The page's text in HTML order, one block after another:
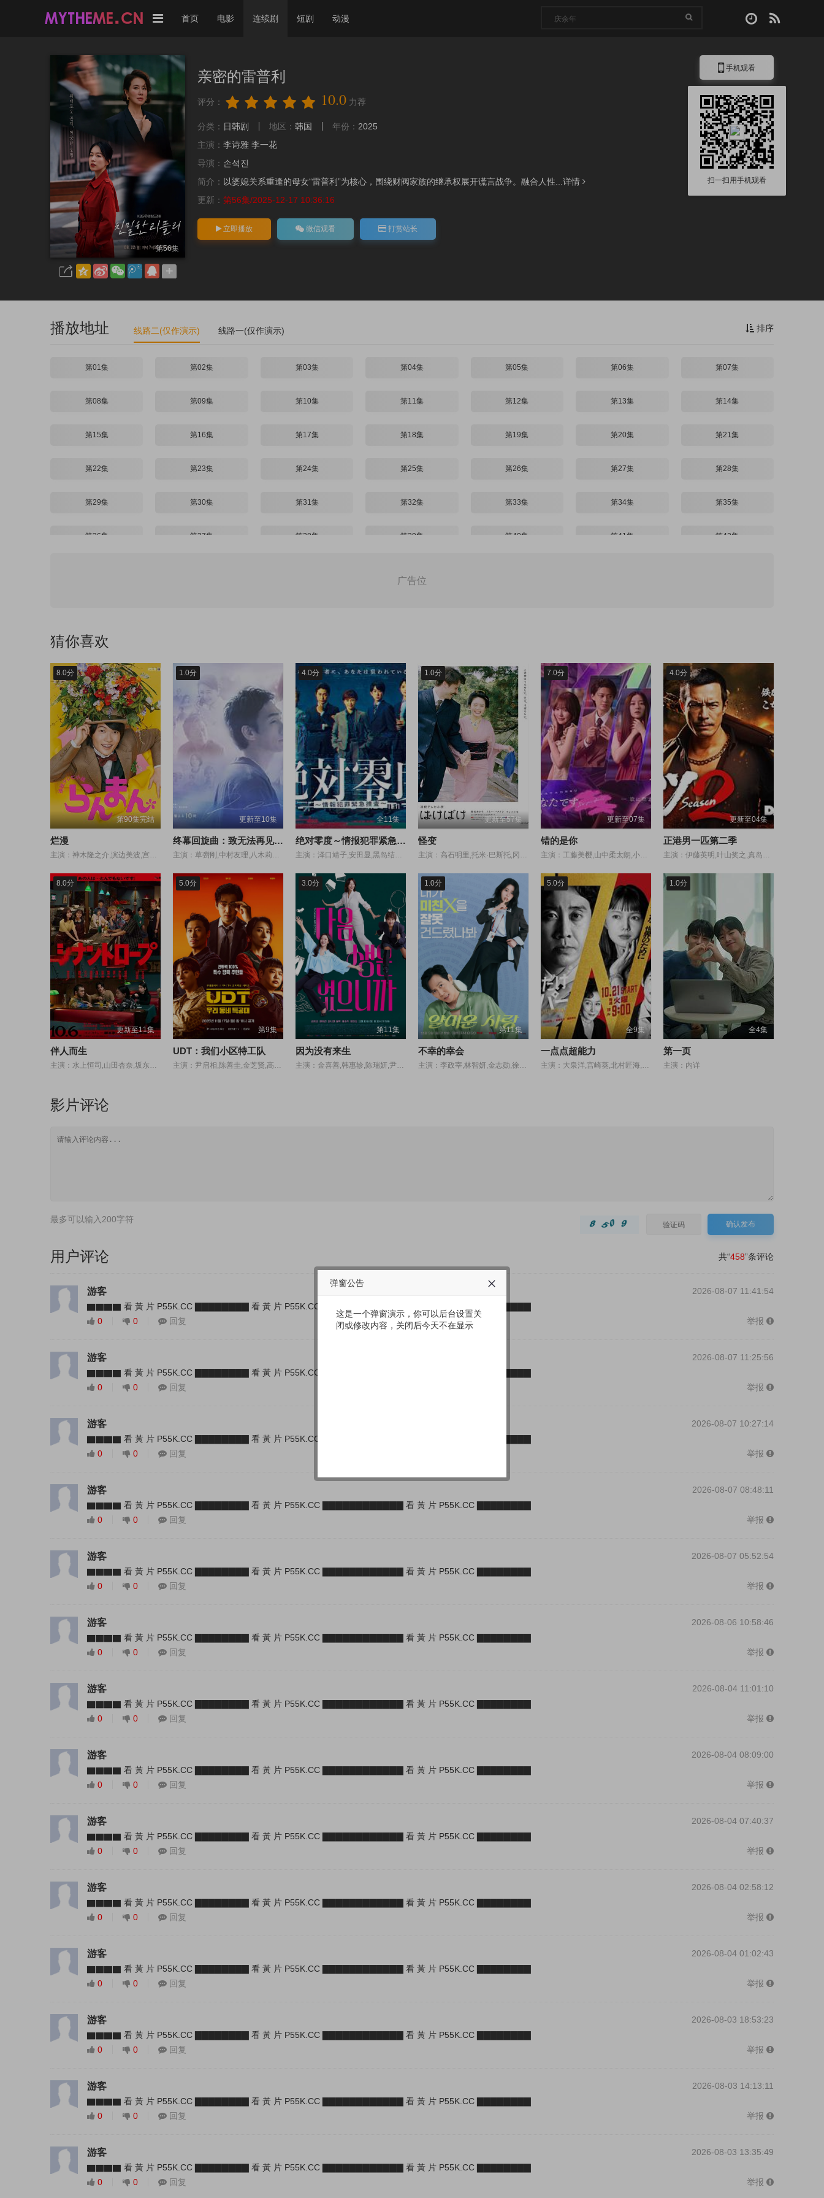
首页 电影 连续剧 短剧 动漫
第56集
扫一扫用手机观看
手机观看
亲密的雷普利
评分： 10.0 力荐
分类： 日韩剧 地区： 韩国 年份： 2025
主演： 李诗雅 李一花
导演： 손석진
简介： 以婆媳关系重逢的母女“雷普利”为核心，围绕财阀家族的继承权展开谎言战争。融合人性... 详情
更新： 第56集/2025-12-17 10:36:16
立即播放 微信观看 打赏站长
排序
播放地址 线路二(仅作演示) 线路一(仅作演示)
第01集 第02集 第03集 第04集 第05集 第06集 第07集
第08集 第09集 第10集 第11集 第12集 第13集 第14集
第15集 第16集 第17集 第18集 第19集 第20集 第21集
第22集 第23集 第24集 第25集 第26集 第27集 第28集
第29集 第30集 第31集 第32集 第33集 第34集 第35集
第36集 第37集 第38集 第39集 第40集 第41集 第42集
广告位
猜你喜欢
8.0分
第90集完结
烂漫
主演：神木隆之介,滨边美波,宫崎葵,志尊淳,佐久间由衣,寺胁康文,广末凉子,牧濑里穗,池内万作,大东骏介,成海璃子,池田铁洋,安藤玉惠,山谷花纯,中村苍,田边诚一
1.0分
更新至10集
终幕回旋曲：致无法再见的你
主演：草彅刚,中村友理,八木莉可子,盐野瑛久,长井短,小澤竜心,石山順征,永濑矢纮,要润,国仲凉子,古川雄大,月城叶音,大岛蓉子,小柳留美子,村上弘明,中村雅俊,风吹淳
4.0分
全11集
绝对零度～情报犯罪紧急搜查～
主演：泽口靖子,安田显,黑岛结菜,一之濑飒,马场园梓,金田哲,松角洋平,白本彩奈,板谷由夏
1.0分
更新至57集
怪变
主演：高石明里,托米·巴斯托,冈部敬史,池胁千鹤,小日向文世,宽一郎,圆井湾,佐藤穗奈美,佐野史郎,福地美晴
7.0分
更新至07集
错的是你
主演：工藤美樱,山中柔太朗,小川史记,加藤史帆,高田里穗
4.0分
更新至04集
正港男一匹第二季
主演：伊藤英明,叶山奖之,真岛秀和,寺岛进,金子统昭,青柳翔,安田显,今井翼,久保田悠来,早乙女太一,浅香航大,横山凉,三宅健,柳叶敏郎
8.0分
更新至11集
伴人而生
主演：水上恒司,山田杏奈,坂东龙汰,影山优佳,望月步,鸣海唯,萩原护,高桥侃,染谷将太,远藤雄弥,アフロ,森田想
5.0分
第9集
UDT：我们小区特工队
主演：尹启相,陈善圭,金芝贤,高圭弼,李正河
3.0分
第11集
因为没有来生
主演：金喜善,韩惠轸,陈瑞妍,尹博,许俊硕,张仁燮
1.0分
第11集
不幸的幸会
主演：李政宰,林智妍,金志勋,徐智慧,吴涟序,崔奎华,全晟佑,金宰澈,罗映姫,全秀景,金贤镇,陈浩恩,金范来
5.0分
全9集
一点点超能力
主演：大泉洋,宫崎葵,北村匠海,藤冈靛,冈田将生,高畑淳子,宇野祥平
1.0分
全4集
第一页
主演：内详
影片评论
最多可以输入200字符 确认发布
共“458”条评论
用户评论
2026-08-07 11:41:54
游客
▇▇▇▇ 看 黃 片 P55K.CC ▇▇▇▇▇▇▇▇ 看 黃 片 P55K.CC ▇▇▇▇▇▇▇▇▇▇▇▇ 看 黃 片 P55K.CC ▇▇▇▇▇▇▇▇
举报
0 0 回复
2026-08-07 11:25:56
游客
▇▇▇▇ 看 黃 片 P55K.CC ▇▇▇▇▇▇▇▇ 看 黃 片 P55K.CC ▇▇▇▇▇▇▇▇▇▇▇▇ 看 黃 片 P55K.CC ▇▇▇▇▇▇▇▇
举报
0 0 回复
2026-08-07 10:27:14
游客
▇▇▇▇ 看 黃 片 P55K.CC ▇▇▇▇▇▇▇▇ 看 黃 片 P55K.CC ▇▇▇▇▇▇▇▇▇▇▇▇ 看 黃 片 P55K.CC ▇▇▇▇▇▇▇▇
举报
0 0 回复
2026-08-07 08:48:11
游客
▇▇▇▇ 看 黃 片 P55K.CC ▇▇▇▇▇▇▇▇ 看 黃 片 P55K.CC ▇▇▇▇▇▇▇▇▇▇▇▇ 看 黃 片 P55K.CC ▇▇▇▇▇▇▇▇
举报
0 0 回复
2026-08-07 05:52:54
游客
▇▇▇▇ 看 黃 片 P55K.CC ▇▇▇▇▇▇▇▇ 看 黃 片 P55K.CC ▇▇▇▇▇▇▇▇▇▇▇▇ 看 黃 片 P55K.CC ▇▇▇▇▇▇▇▇
举报
0 0 回复
2026-08-06 10:58:46
游客
▇▇▇▇ 看 黃 片 P55K.CC ▇▇▇▇▇▇▇▇ 看 黃 片 P55K.CC ▇▇▇▇▇▇▇▇▇▇▇▇ 看 黃 片 P55K.CC ▇▇▇▇▇▇▇▇
举报
0 0 回复
2026-08-04 11:01:10
游客
▇▇▇▇ 看 黃 片 P55K.CC ▇▇▇▇▇▇▇▇ 看 黃 片 P55K.CC ▇▇▇▇▇▇▇▇▇▇▇▇ 看 黃 片 P55K.CC ▇▇▇▇▇▇▇▇
举报
0 0 回复
2026-08-04 08:09:00
游客
▇▇▇▇ 看 黃 片 P55K.CC ▇▇▇▇▇▇▇▇ 看 黃 片 P55K.CC ▇▇▇▇▇▇▇▇▇▇▇▇ 看 黃 片 P55K.CC ▇▇▇▇▇▇▇▇
举报
0 0 回复
2026-08-04 07:40:37
游客
▇▇▇▇ 看 黃 片 P55K.CC ▇▇▇▇▇▇▇▇ 看 黃 片 P55K.CC ▇▇▇▇▇▇▇▇▇▇▇▇ 看 黃 片 P55K.CC ▇▇▇▇▇▇▇▇
举报
0 0 回复
2026-08-04 02:58:12
游客
▇▇▇▇ 看 黃 片 P55K.CC ▇▇▇▇▇▇▇▇ 看 黃 片 P55K.CC ▇▇▇▇▇▇▇▇▇▇▇▇ 看 黃 片 P55K.CC ▇▇▇▇▇▇▇▇
举报
0 0 回复
2026-08-04 01:02:43
游客
▇▇▇▇ 看 黃 片 P55K.CC ▇▇▇▇▇▇▇▇ 看 黃 片 P55K.CC ▇▇▇▇▇▇▇▇▇▇▇▇ 看 黃 片 P55K.CC ▇▇▇▇▇▇▇▇
举报
0 0 回复
2026-08-03 18:53:23
游客
▇▇▇▇ 看 黃 片 P55K.CC ▇▇▇▇▇▇▇▇ 看 黃 片 P55K.CC ▇▇▇▇▇▇▇▇▇▇▇▇ 看 黃 片 P55K.CC ▇▇▇▇▇▇▇▇
举报
0 0 回复
2026-08-03 14:13:11
游客
▇▇▇▇ 看 黃 片 P55K.CC ▇▇▇▇▇▇▇▇ 看 黃 片 P55K.CC ▇▇▇▇▇▇▇▇▇▇▇▇ 看 黃 片 P55K.CC ▇▇▇▇▇▇▇▇
举报
0 0 回复
2026-08-03 13:35:49
游客
▇▇▇▇ 看 黃 片 P55K.CC ▇▇▇▇▇▇▇▇ 看 黃 片 P55K.CC ▇▇▇▇▇▇▇▇▇▇▇▇ 看 黃 片 P55K.CC ▇▇▇▇▇▇▇▇
举报
0 0 回复
弹窗公告
这是一个弹窗演示，你可以后台设置关
闭或修改内容，关闭后今天不在显示